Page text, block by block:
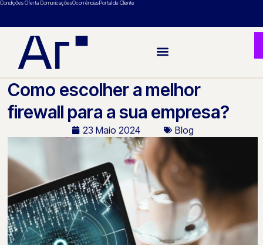
Condições Oferta ComunicaçõesOcorrênciasPortal de Cliente
Como escolher a melhor
firewall para a sua empresa?
23 Maio 2024 Blog